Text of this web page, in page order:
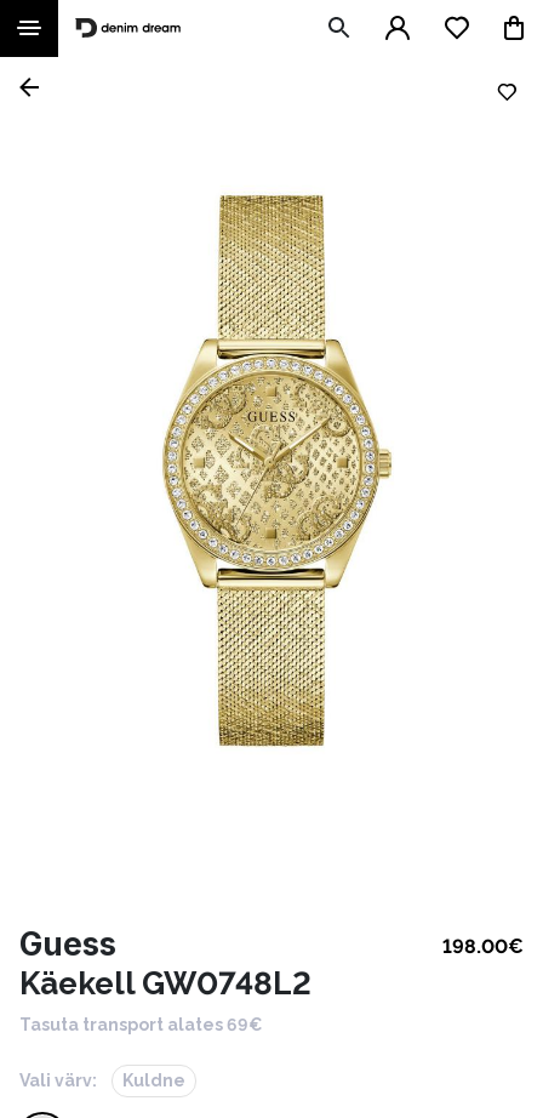
Guess 198.00€
Käekell GW0748L2
Tasuta transport alates 69€
Vali värv: Kuldne